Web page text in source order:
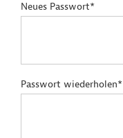
Neues Passwort*
Passwort wiederholen*